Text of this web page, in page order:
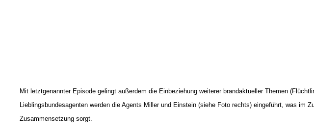
Mit letztgenannter Episode gelingt außerdem die Einbeziehung weiterer brandaktueller Themen
Lieblingsbundesagenten werden die Agents Miller und Einstein (siehe Foto rechts) eingeführt, was im
Zusammensetzung sorgt.